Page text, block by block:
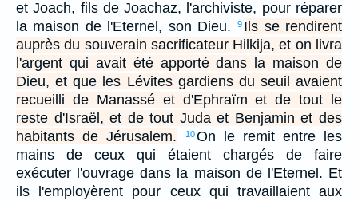
et Joach, fils de Joachaz, l'archiviste, pour réparer
la maison de l'Eternel, son Dieu.
9 Ils se rendirent
auprès du souverain sacrificateur Hilkija, et on livra
l'argent qui avait été apporté dans la maison de
Dieu, et que les Lévites gardiens du seuil avaient
recueilli de Manassé et d'Ephraïm et de tout le
reste d'Israël, et de tout Juda et Benjamin et des
habitants de Jérusalem.
10On le remit entre les
mains de ceux qui étaient chargés de faire
exécuter l'ouvrage dans la maison de l'Eternel. Et
ils l'employèrent pour ceux qui travaillaient aux